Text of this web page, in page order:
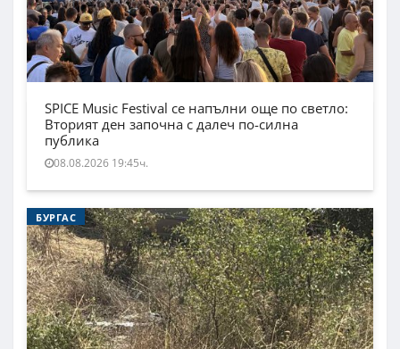
SPICE Music Festival се напълни още по светло:
Вторият ден започна с далеч по-силна
публика
08.08.2026 19:45ч.
БУРГАС